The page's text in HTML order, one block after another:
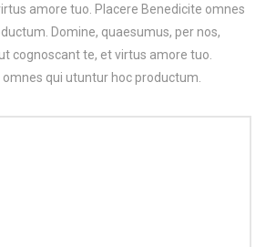
amore tuo. Placere Benedicite omnes
Domine, quaesumus, per nos,
cognoscant te, et virtus amore tuo.
qui utuntur hoc productum.